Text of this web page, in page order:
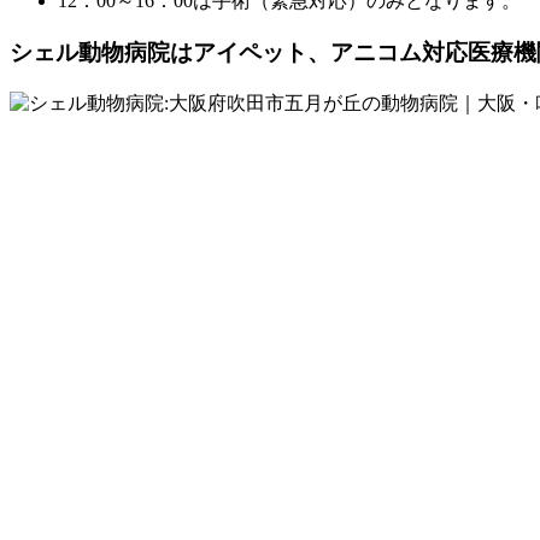
シェル動物病院はアイペット、アニコム対応医療